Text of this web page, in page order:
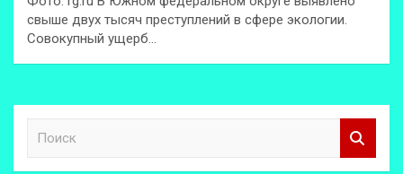
свыше двух тысяч преступлений в сфере экологии.
Совокупный ущерб…